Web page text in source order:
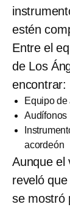
estén
Entre el
de Los
encontrar:
Equipo
Audífonos
acordeón
Aunque el
reveló
se mostró